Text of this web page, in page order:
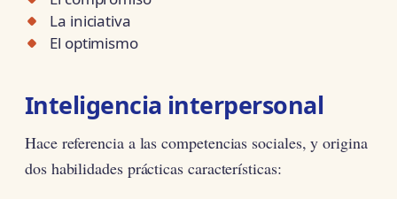
La iniciativa
El optimismo
Inteligencia interpersonal
Hace referencia a las competencias sociales, y origina
dos habilidades prácticas características: